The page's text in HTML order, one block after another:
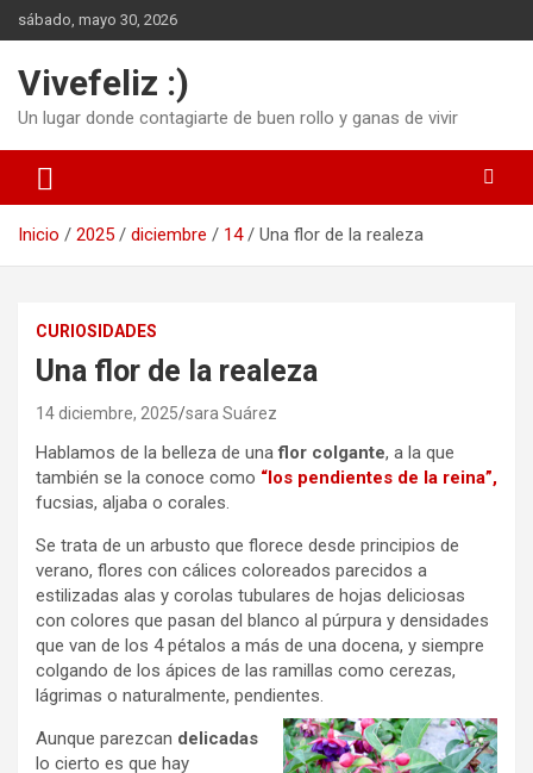
Saltar
al
sábado, mayo 30, 2026
Vivefeliz :)
Un lugar donde contagiarte de buen rollo y ganas de vivir
Inicio 2025 diciembre 14 Una flor de la realeza
CURIOSIDADES
Una flor de la realeza
14 diciembre, 2025 sara Suárez
Hablamos de la belleza de unaflor colgante, a la que
también se la conoce como “los pendientes de la reina”,
fucsias, aljaba o corales.
Se trata de un arbusto que florece desde principios de
verano, flores con cálices coloreados parecidos a
estilizadas alas y corolas tubulares de hojas deliciosas
con colores que pasan del blanco al púrpura y densidades
que van de los 4 pétalos a más de una docena, y siempre
colgando de los ápices de las ramillas como cerezas,
lágrimas o naturalmente, pendientes.
Aunque parezcan delicadas
lo cierto es que hay